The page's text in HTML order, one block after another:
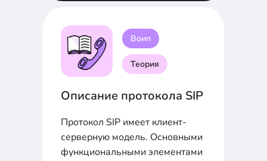
Воип
Теория
Описание протокола SIP
Протокол SIP имеет клиент-
серверную модель. Основными
функциональными элементами